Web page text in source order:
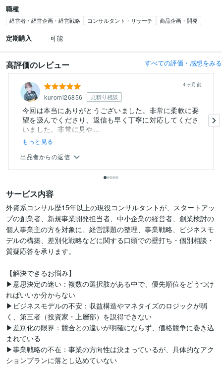
職種
経営者・経営企画・経営戦略 コンサルタント・リサーチ 商品企画・開発
定期購入 可能
高評価のレビュー すべての評価・感想をみる
kuromi26856 見積り相談
4ヶ月前
今回は本当にありがとうございました。非常に柔軟に要
望を汲んでくださり、返信も早く丁寧に対応してくださ
いました。非常に見や...
もっと見る
出品者からの返信
サービス内容
外資系コンサル歴15年以上の現役コンサルタントが、スタートアッ
プの創業者、新規事業開発担当者、中小企業の経営者、創業検討の
個人事業主の方を対象に、経営課題の整理、事業戦略、ビジネスモ
デルの構築、差別化戦略などに関する口頭での壁打ち・個別相談・
質疑応答を承ります。
【解決できるお悩み】
▶意思決定の迷い：複数の選択肢がある中で、優先順位をどうつけ
ればいいか分からない
▶ビジネスモデルの不安：収益構造やマネタイズのロジックが弱
く、第三者（投資家・上層部）を説得できない
▶差別化の限界：競合との違いが明確にならず、価格競争に巻き込
まれている
▶事業戦略の不在：事業の方向性は決まっているが、具体的なアク
ションプランに落とし込めていない